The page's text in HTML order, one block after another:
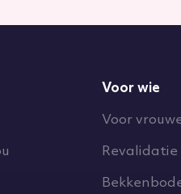
Voor wie
Voor
Revalidatie